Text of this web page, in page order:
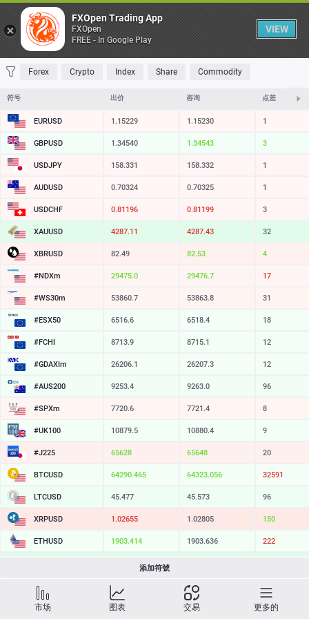
桌子
收藏 夹 交易量最大 最大涨幅 最大跌幅 最易挥发
Forex Crypto Index Share Commodity
符号 出价 咨询 点差
EURUSD 1.15229 1.15230 1
GBPUSD 1.34540 1.34543 3
USDJPY 158.331 158.332 1
AUDUSD 0.70324 0.70325 1
USDCHF 0.81196 0.81199 3
XAUUSD 4287.11 4287.43 32
XBRUSD 82.49 82.53 4
#NDXm 29475.0 29476.7 17
#WS30m 53860.7 53863.8 31
#ESX50 6516.6 6518.4 18
#FCHI 8713.9 8715.1 12
#GDAXIm 26206.1 26207.3 12
#AUS200 9253.4 9263.0 96
#SPXm 7720.6 7721.4 8
#UK100 10879.5 10880.4 9
#J225 65628 65648 20
BTCUSD 64290.465 64323.056 32591
LTCUSD 45.477 45.573 96
XRPUSD 1.02655 1.02805 150
ETHUSD 1903.414 1903.636 222
SOLUSD 72.95
TSLA 320.07 320.64 57
添加符號
市场 图表 交易 更多的
FXOpen Trading App
FXOpen
FREE - In Google Play
VIEW